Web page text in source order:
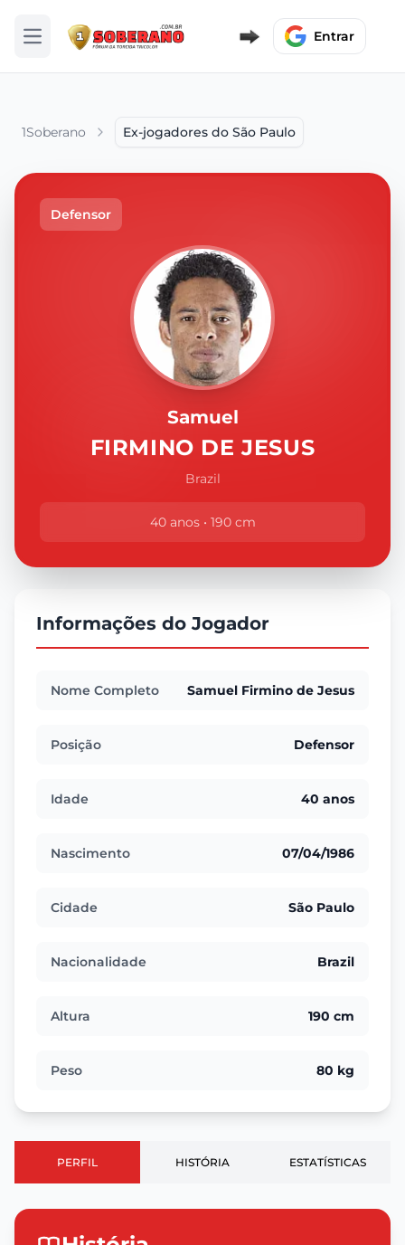
Abrir menu Entrar
1Soberano Ex-jogadores do São Paulo
Defensor
Samuel
FIRMINO DE JESUS
Brazil
40 anos • 190 cm
Informações do Jogador
Nome Completo Samuel Firmino de Jesus
Posição Defensor
Idade 40 anos
Nascimento 07/04/1986
Cidade São Paulo
Nacionalidade Brazil
Altura 190 cm
Peso 80 kg
PERFIL HISTÓRIA ESTATÍSTICAS